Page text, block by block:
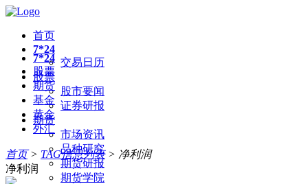
首页
7*24
交易日历
股票
股市要闻
证券研报
期货
市场资讯
品种研究
期货研报
期货学院
7*24
股票
期货
基金
黄金
外汇
首页> TAG信息列表> 净利润
净利润